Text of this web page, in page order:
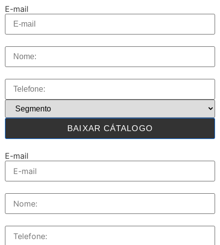
E-mail
BAIXAR CÁTALOGO
E-mail